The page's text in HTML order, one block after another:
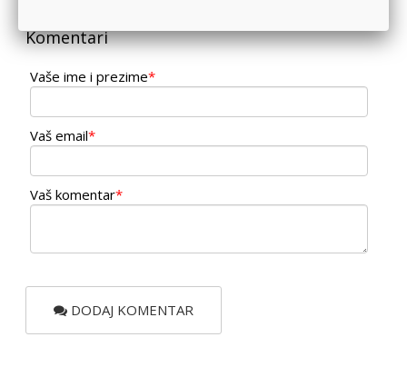
Komentari
Vaše ime i prezime*
Vaš email*
Vaš komentar*
DODAJ KOMENTAR